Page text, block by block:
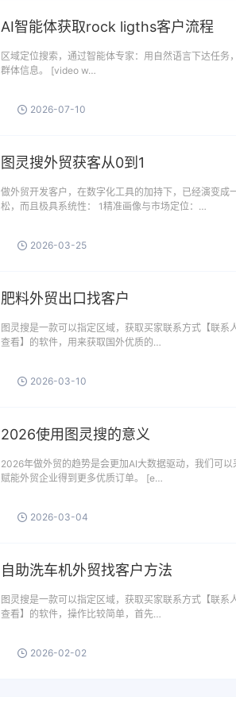
AI智能体获取rock ligths客户流程
区域定位搜索，通过智能体专家：用自然语言下达任
群体信息。 [video w…
2026-07-10
图灵搜外贸获客从0到1
做外贸开发客户，在数字化工具的加持下，已经演变
松，而且极具系统性： 1精准画像与市场定位：…
2026-03-25
肥料外贸出口找客户
图灵搜是一款可以指定区域，获取买家联系方式【联
查看】的软件，用来获取国外优质的…
2026-03-10
2026使用图灵搜的意义
2026年做外贸的趋势是会更加AI大数据驱动，我们可
赋能外贸企业得到更多优质订单。 [e…
2026-03-04
自助洗车机外贸找客户方法
图灵搜是一款可以指定区域，获取买家联系方式【联
查看】的软件，操作比较简单，首先…
2026-02-02